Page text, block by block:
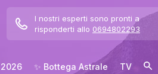
I nostri esperti sono pronti a
risponderti allo 0694802293
2026 ✨ Bottega Astrale TV